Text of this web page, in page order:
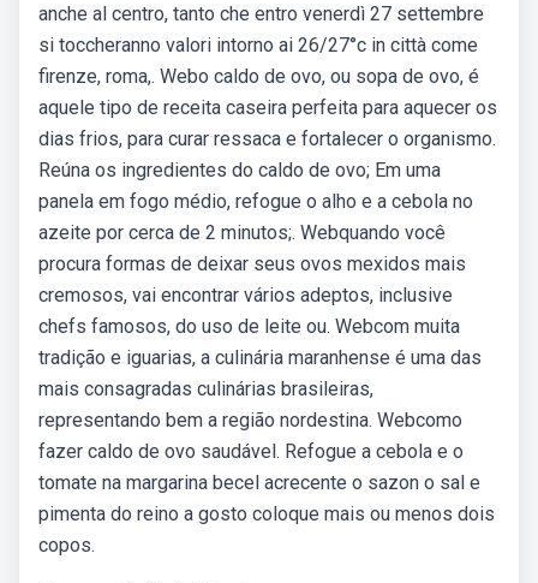
anche al centro, tanto che entro venerdì 27 settembre
si toccheranno valori intorno ai 26/27°c in città come
firenze, roma,. Webo caldo de ovo, ou sopa de ovo, é
aquele tipo de receita caseira perfeita para aquecer os
dias frios, para curar ressaca e fortalecer o organismo.
Reúna os ingredientes do caldo de ovo; Em uma
panela em fogo médio, refogue o alho e a cebola no
azeite por cerca de 2 minutos;. Webquando você
procura formas de deixar seus ovos mexidos mais
cremosos, vai encontrar vários adeptos, inclusive
chefs famosos, do uso de leite ou. Webcom muita
tradição e iguarias, a culinária maranhense é uma das
mais consagradas culinárias brasileiras,
representando bem a região nordestina. Webcomo
fazer caldo de ovo saudável. Refogue a cebola e o
tomate na margarina becel acrecente o sazon o sal e
pimenta do reino a gosto coloque mais ou menos dois
copos.